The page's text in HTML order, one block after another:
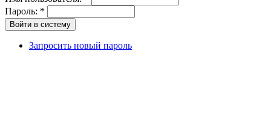
Пароль: *
Запросить новый пароль